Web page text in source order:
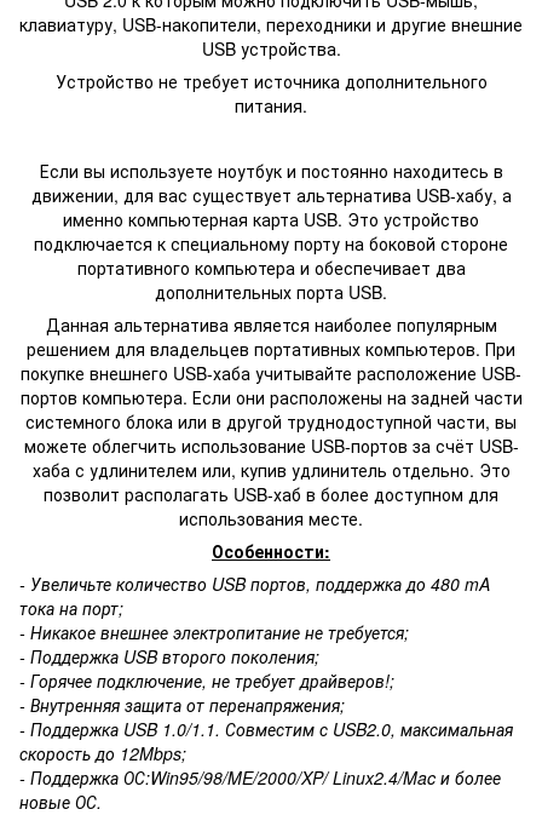
клавиатуру, USB-накопители, переходники и другие внешние
USB устройства.
Устройство не требует источника дополнительного
питания.
Если вы используете ноутбук и постоянно находитесь в
движении, для вас существует альтернатива USB-хабу, а
именно компьютерная карта USB. Это устройство
подключается к специальному порту на боковой стороне
портативного компьютера и обеспечивает два
дополнительных порта USB.
Данная альтернатива является наиболее популярным
решением для владельцев портативных компьютеров. При
покупке внешнего USB-хаба учитывайте расположение USB-
портов компьютера. Если они расположены на задней части
системного блока или в другой труднодоступной части, вы
можете облегчить использование USB-портов за счёт USB-
хаба с удлинителем или, купив удлинитель отдельно. Это
позволит располагать USB-хаб в более доступном для
использования месте.
Особенности:
- Увеличьте количество USB портов, поддержка до 480 mA
тока на порт;
- Никакое внешнее электропитание не требуется;
- Поддержка USB второго поколения;
- Горячее подключение, не требует драйверов!;
- Внутренняя защита от перенапряжения;
- Поддержка USB 1.0/1.1. Совместим с USB2.0, максимальная
скорость до 12Mbps;
- Поддержка ОС:Win95/98/ME/2000/XP/ Linux2.4/Mac и более
новые ОС.